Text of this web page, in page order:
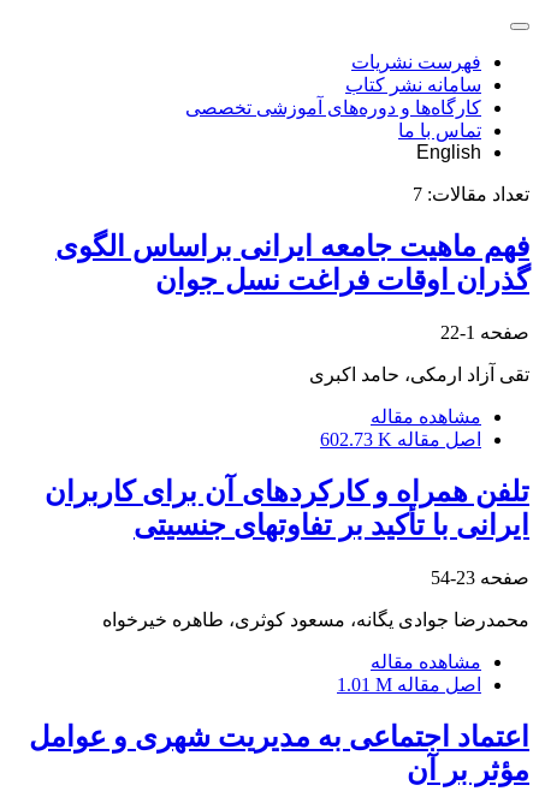
فهرست نشریات
سامانه نشر کتاب
کارگاه‌ها و دوره‌های آموزشی تخصصی
تماس با ما
English
تعداد مقالات: 7
فهم ماهیت جامعه ایرانی براساس الگوی
گذران اوقات فراغت نسل جوان
صفحه 1-22
تقی آزاد ارمکی، حامد اکبری
مشاهده مقاله
اصل مقاله 602.73 K
تلفن همراه و کارکردهای آن برای کاربران
ایرانی با تأکید بر تفاوتهای جنسیتی
صفحه 23-54
محمدرضا جوادی یگانه، مسعود کوثری، طاهره خیرخواه
مشاهده مقاله
اصل مقاله 1.01 M
اعتماد اجتماعی به مدیریت شهری و عوامل
مؤثر بر آن